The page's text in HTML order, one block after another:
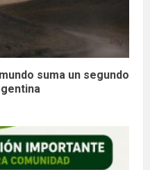
suma un segundo